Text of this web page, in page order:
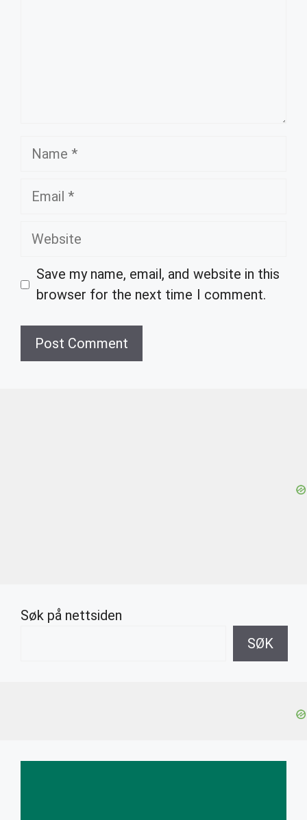
Name
Email
Website
Save my name, email, and website in this
browser for the next time I comment.
Søk på nettsiden
SØK